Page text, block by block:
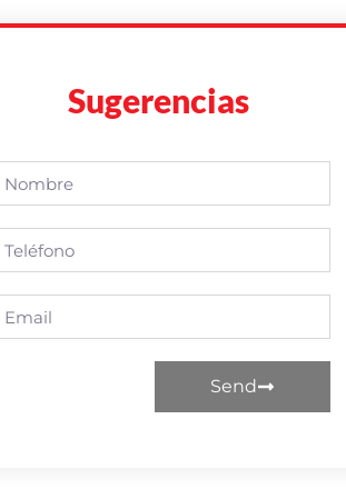
Sugerencias
Send